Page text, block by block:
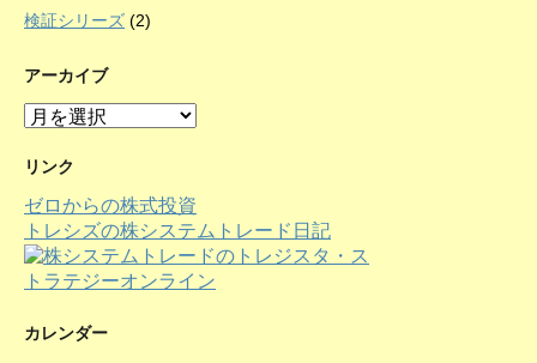
検証シリーズ (2)
アーカイブ
ア
カ
ブ
リンク
ゼロからの株式投資
トレシズの株システムトレード日記
カレンダー